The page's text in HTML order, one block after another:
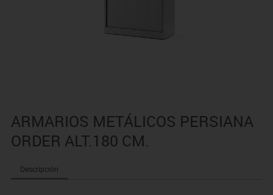
ARMARIOS METÁLICOS PERSIANA
ORDER ALT.180 CM.
Descripción